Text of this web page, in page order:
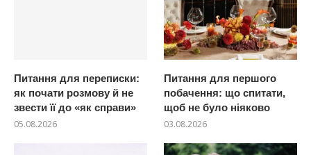
Питання для переписки:
як почати розмову й не
звести її до «як справи»
05.08.2026
Питання для першого
побачення: що спитати,
щоб не було ніяково
03.08.2026